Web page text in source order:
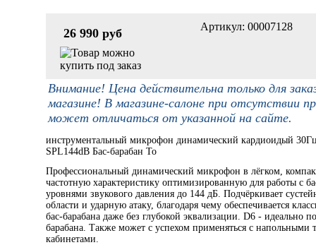
26 990 руб Артикул: 00007128
Внимание! Цена действительна только для
магазине! В магазине-салоне при отсутствии
может отличаться от указанной на сайте.
инструментальный микрофон динамический кардиоидый
SPL144dB Бас-барабан То
Профессиональный динамический микрофон в лёгком,
частотную характеристику оптимизированную для работы с
уровнями звукового давления до 144 дБ. Подчёркивает
области и ударную атаку, благодаря чему обеспечивается
бас-барабана даже без глубокой эквализации. D6 - идеально
барабана. Также может с успехом применяться с
кабинетами.